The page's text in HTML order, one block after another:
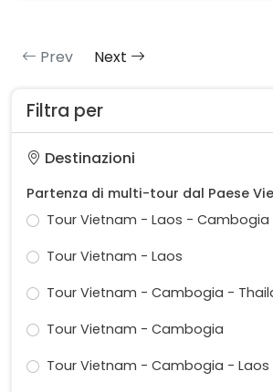
Filtra per
Destinazioni
Partenza di multi-tour dal Paese
Tour Vietnam - Laos - Cambogia
Tour Vietnam - Laos
Tour Vietnam - Cambogia -
Tour Vietnam - Cambogia
Tour Vietnam - Cambogia - Laos
Prev Next